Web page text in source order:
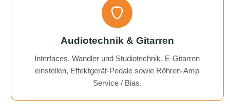
Audiotechnik & Gitarren
Interfaces, Wandler und Studiotechnik, E-Gitarren
einstellen, Effektgerät-Pedale sowie Röhren-Amp
Service / Bias.